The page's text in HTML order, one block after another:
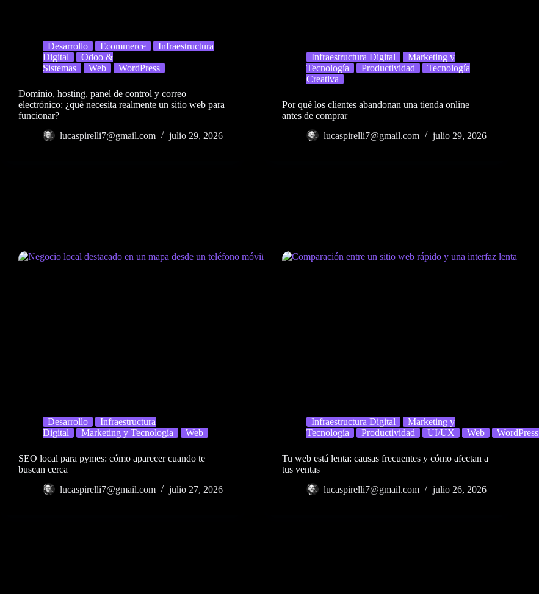
Desarrollo Ecommerce
Infraestructura
Digital
Odoo &
Sistemas
Web WordPress
Dominio, hosting, panel de control y correo
electrónico: ¿qué necesita realmente un sitio web para
funcionar?
lucaspirelli7@gmail.com
julio 29, 2026
Infraestructura Digital
Marketing y
Tecnología
Productividad
Tecnología
Creativa
Por qué los clientes abandonan una tienda online
antes de comprar
lucaspirelli7@gmail.com
julio 29, 2026
Desarrollo
Infraestructura
Digital
Marketing y Tecnología Web
SEO local para pymes: cómo aparecer cuando te
buscan cerca
lucaspirelli7@gmail.com
julio 27, 2026
Infraestructura Digital
Marketing y
Tecnología
Productividad UI/UX Web WordPress
Tu web está lenta: causas frecuentes y cómo afectan a
tus ventas
lucaspirelli7@gmail.com
julio 26, 2026